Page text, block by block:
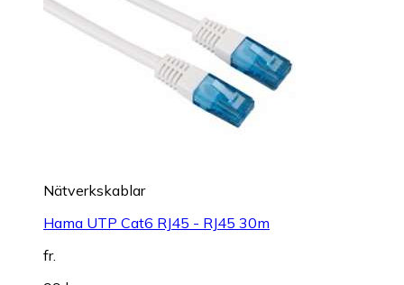
Nätverkskablar
Hama UTP Cat6 RJ45 - RJ45 30m
fr.